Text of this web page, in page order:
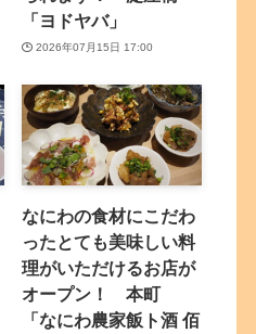
「ヨドヤバ」
2026年07月15日 17:00
なにわの食材にこだわ
ったとても美味しい料
理がいただけるお店が
オープン！ 本町
「なにわ農家飯ト酒 佰